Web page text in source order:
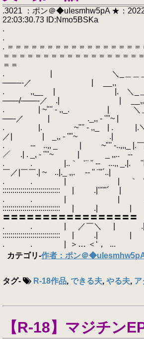
.3021 ：ポン＠◆uIesmhw5pA ★：
22:03:30.73 ID:Nmo5BSKa
.
.
. ＝＝＝＝＝＝＝＝＝＝＝＝＝＝＝＝＝
＝＝＝＝＝＝＝＝＝＝＝＝＝＝＝＝＝
＝＝
. | ＼_＿＿＿.', ─ ｌ
───‐‐／ | __,,
. ,,__ | |. ＼_＿＿_.',
───/───‐／ .| | __,,
. | ~"'' - ,,_. | ＼＿＿',
──‐／ | ._,, - ''"~ |
. |. ~"'' - ,,_ | . |.＼＿.', ─
／| | _,, - ''"~ .|
. ‐- ..,, _ | ~"'' -..,,,_ |.￣.＼
／ .| . _, - ''"~ | _ ,,.. -‐
. . |..｀゛¨ '' ‐- ...,, _.|. ''l ￣
￣／|￣￣.| ~ ..|._ ,,. -‐ '' ¨"´..|
. . | | ｀゛
::::::::::::::::::::::::::::: |
. . | | .|
〓〓〓〓〓〓〓〓〓〓〓〓〓〓〓〓〓
. . | ／￣＼ |
::::::::::::::::::::::::::::: | .| |
. . | ＞… ＜‘， ...
カテゴリ-作者：ポン＠
タグ- R-18作品, できる夫, やる夫, ア
【R-18】マジチン